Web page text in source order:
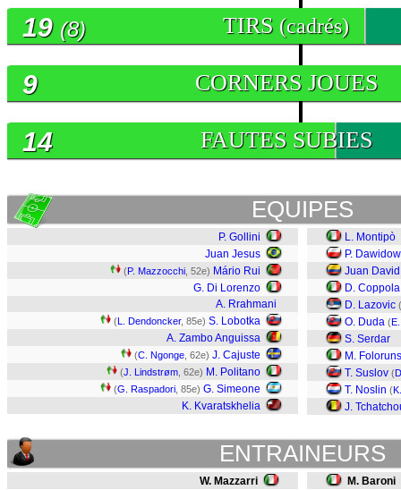
TIRS (cadrés)
19 (8)
CORNERS JOUES
9
FAUTES SUBIES
14
EQUIPES
P. Gollini
Juan Jesus
(P. Mazzocchi , 52e) Mário Rui
G. Di Lorenzo
A. Rrahmani
(L. Dendoncker, 85e) S. Lobotka
A. Zambo Anguissa
(C. Ngonge , 62e) J. Cajuste
(J. Lindstrøm , 62e) M. Politano
(G. Raspadori , 85e) G. Simeone
K. Kvaratskhelia
L. Montipò
P.
Juan
D. Coppola
D. Lazovic (
O. Duda (
S. Serdar
M.
T. Suslov (
T. Noslin (
J.
ENTRAINEURS
W. Mazzarri M. Baroni